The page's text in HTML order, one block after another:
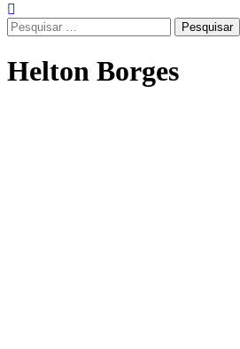
Pesquisar
por:
Helton Borges